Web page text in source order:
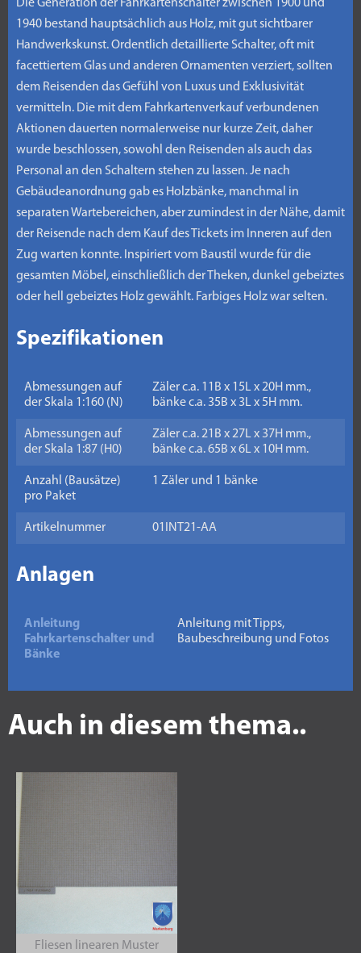
Die Generation der Fahrkartenschalter zwischen 1900 und
1940 bestand hauptsächlich aus Holz, mit gut sichtbarer
Handwerkskunst. Ordentlich detaillierte Schalter, oft mit
facettiertem Glas und anderen Ornamenten verziert, sollten
dem Reisenden das Gefühl von Luxus und Exklusivität
vermitteln. Die mit dem Fahrkartenverkauf verbundenen
Aktionen dauerten normalerweise nur kurze Zeit, daher
wurde beschlossen, sowohl den Reisenden als auch das
Personal an den Schaltern stehen zu lassen. Je nach
Gebäudeanordnung gab es Holzbänke, manchmal in
separaten Wartebereichen, aber zumindest in der Nähe, damit
der Reisende nach dem Kauf des Tickets im Inneren auf den
Zug warten konnte. Inspiriert vom Baustil wurde für die
gesamten Möbel, einschließlich der Theken, dunkel gebeiztes
oder hell gebeiztes Holz gewählt. Farbiges Holz war selten.
Spezifikationen
Abmessungen auf
der Skala 1:160 (N)
Zäler c.a. 11B x 15L x 20H mm.,
bänke c.a. 35B x 3L x 5H mm.
Abmessungen auf
der Skala 1:87 (H0)
Zäler c.a. 21B x 27L x 37H mm.,
bänke c.a. 65B x 6L x 10H mm.
Anzahl (Bausätze)
pro Paket
1 Zäler und 1 bänke
Artikelnummer 01INT21-AA
Anlagen
Anleitung
Fahrkartenschalter und
Bänke
Anleitung mit Tipps,
Baubeschreibung und Fotos
Auch in diesem thema..
Fliesen linearen Muster